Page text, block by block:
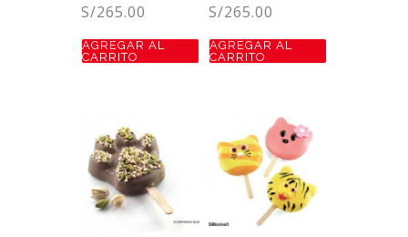
gel
S/265.00
AGREGAR AL
CARRITO
S/265.00
AGREGAR AL
CARRITO